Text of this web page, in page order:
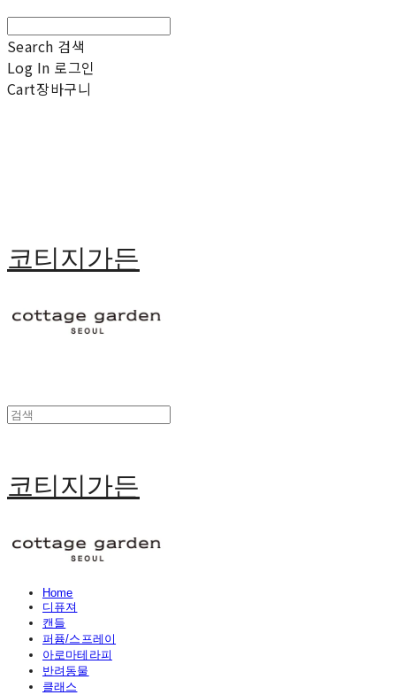
Search 검색
Log In 로그인
Cart장바구니
코티지가든
코티지가든
Home
디퓨져
캔들
퍼퓸/스프레이
아로마테라피
반려동물
클래스